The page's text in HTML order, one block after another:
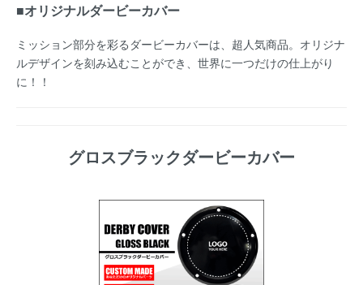
■オリジナルダービーカバー
ミッション部分を彩るダービーカバーは、超人気商品。オリジナ
ルデザインを刻み込むことができ、世界に一つだけの仕上がり
に！！
グロスブラックダービーカバー